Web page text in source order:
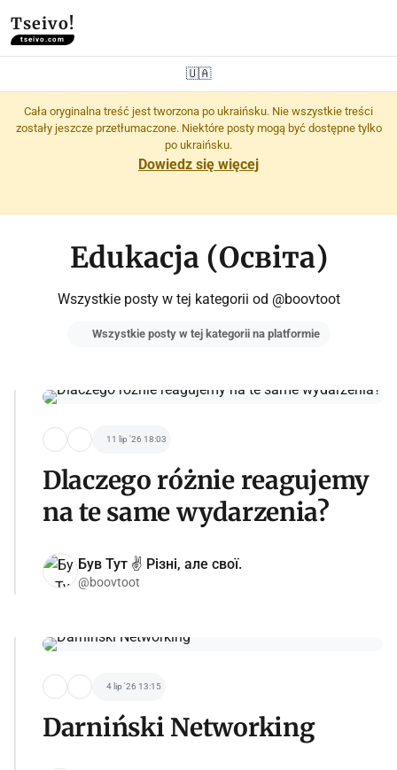
Tseivo!
tseivo.com
🇺🇦
Cała oryginalna treść jest tworzona po ukraińsku. Nie wszystkie treści
zostały jeszcze przetłumaczone. Niektóre posty mogą być dostępne tylko
po ukraińsku.
Dowiedz się więcej
Edukacja (Освіта)
Wszystkie posty w tej kategorii od @boovtoot
Wszystkie posty w tej kategorii na platformie
11 lip '26 18:03
Dlaczego różnie reagujemy
na te same wydarzenia?
Був Тут ✌️ Різні, але свої.
@boovtoot
4 lip '26 13:15
Darniński Networking